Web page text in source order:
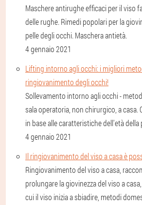
Maschere antirughe efficaci per il viso
delle rughe. Rimedi popolari per la
pelle degli occhi. Maschera antietà.
4 gennaio 2021
Lifting intorno agli occhi: i migliori
ringiovanimento degli occhi!
Sollevamento intorno agli occhi -
sala operatoria, non chirurgico, a casa.
in base alle caratteristiche dell'età della
4 gennaio 2021
Il ringiovanimento del viso a casa è
Ringiovanimento del viso a casa,
prolungare la giovinezza del viso a
cui il viso inizia a sbiadire, metodi